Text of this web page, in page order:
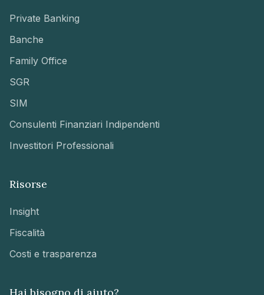
Private Banking
Banche
Family Office
SGR
SIM
Consulenti Finanziari Indipendenti
Investitori Professionali
Risorse
Insight
Fiscalità
Costi e trasparenza